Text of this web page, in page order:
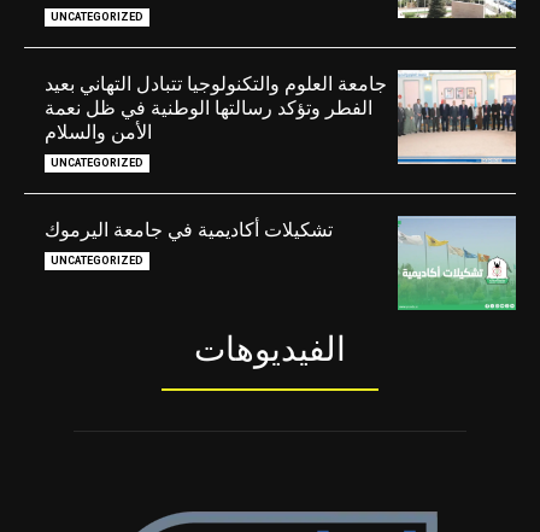
UNCATEGORIZED
جامعة العلوم والتكنولوجيا تتبادل التهاني بعيد
الفطر وتؤكد رسالتها الوطنية في ظل نعمة
الأمن والسلام
UNCATEGORIZED
تشكيلات أكاديمية في جامعة اليرموك
UNCATEGORIZED
الفيديوهات